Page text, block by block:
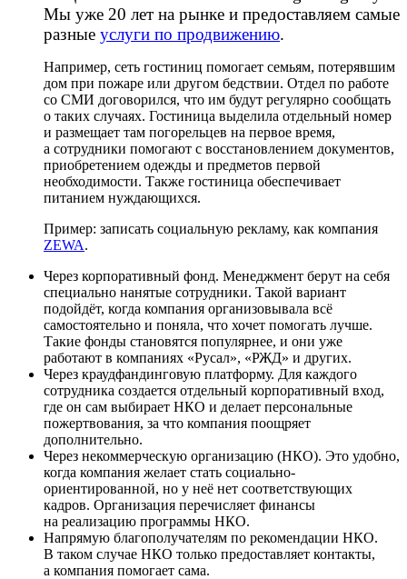
Мы уже 20 лет на рынке и предоставляем самые
разные услуги по продвижению.
Например, сеть гостиниц помогает семьям, потерявшим
дом при пожаре или другом бедствии. Отдел по работе
со СМИ договорился, что им будут регулярно сообщать
о таких случаях. Гостиница выделила отдельный номер
и размещает там погорельцев на первое время,
а сотрудники помогают с восстановлением документов,
приобретением одежды и предметов первой
необходимости. Также гостиница обеспечивает
питанием нуждающихся.
Пример: записать социальную рекламу, как компания
ZEWA.
Через корпоративный фонд. Менеджмент берут на себя
специально нанятые сотрудники. Такой вариант
подойдёт, когда компания организовывала всё
самостоятельно и поняла, что хочет помогать лучше.
Такие фонды становятся популярнее, и они уже
работают в компаниях «Русал», «РЖД» и других.
Через краудфандинговую платформу. Для каждого
сотрудника создается отдельный корпоративный вход,
где он сам выбирает НКО и делает персональные
пожертвования, за что компания поощряет
дополнительно.
Через некоммерческую организацию (НКО). Это удобно,
когда компания желает стать социально-
ориентированной, но у неё нет соответствующих
кадров. Организация перечисляет финансы
на реализацию программы НКО.
Напрямую благополучателям по рекомендации НКО.
В таком случае НКО только предоставляет контакты,
а компания помогает сама.